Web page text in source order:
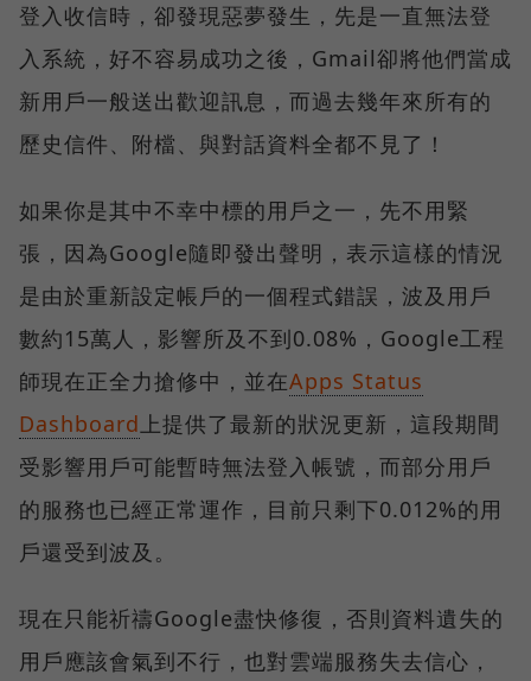
登入收信時，卻發現惡夢發生，先是一直無法登
入系統，好不容易成功之後，Gmail卻將他們當成
新用戶一般送出歡迎訊息，而過去幾年來所有的
歷史信件、附檔、與對話資料全都不見了！
如果你是其中不幸中標的用戶之一，先不用緊
張，因為Google隨即發出聲明，表示這樣的情況
是由於重新設定帳戶的一個程式錯誤，波及用戶
數約15萬人，影響所及不到0.08%，Google工程
師現在正全力搶修中，並在Apps Status
Dashboard上提供了最新的狀況更新，這段期間
受影響用戶可能暫時無法登入帳號，而部分用戶
的服務也已經正常運作，目前只剩下0.012%的用
戶還受到波及。
現在只能祈禱Google盡快修復，否則資料遺失的
用戶應該會氣到不行，也對雲端服務失去信心，